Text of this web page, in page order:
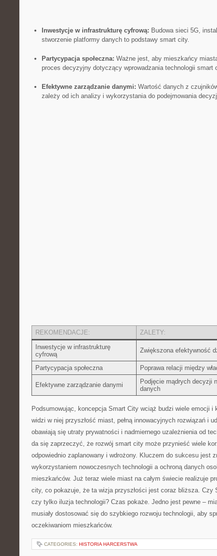
Inwestycje⁣ w infrastrukturę cyfrową: Budowa sieci 5G,
stworzenie platformy danych to podstawy smart city.
Partycypacja społeczna: Ważne jest, aby mieszkańcy
proces decyzyjny dotyczący wprowadzania technologii smart
Efektywne zarządzanie danymi: Wartość danych z
zależy od ich analizy i wykorzystania do podejmowania
REKOMENDACJE:
ZALETY:
Inwestycje w infrastrukturę
cyfrową
Zwiększona efektywność
Partycypacja społeczna Poprawa relacji ⁣między
Efektywne zarządzanie danymi
Podjęcie mądrych decyzji
danych
Podsumowując, koncepcja Smart City⁣ wciąż‍ budzi wiele emocji i
widzi w niej przyszłość miast, pełną innowacyjnych ⁤rozwiązań i
obawiają się ⁤utraty ‍prywatności i nadmiernego uzależnienia od
da się zaprzeczyć, że rozwój smart city może przynieść wiele
odpowiednio zaplanowany i wdrożony. Kluczem do sukcesu jest
wykorzystaniem nowoczesnych technologii a ochroną danych
mieszkańców. Już teraz wiele miast na całym świecie ⁢realizuje
city, co pokazuje, że ta ⁣wizja przyszłości jest coraz bliższa. Czy
czy tylko⁣ iluzja technologii? Czas ‌pokaże. Jedno jest pewne⁣ –
musiały dostosować‍ się do ‌szybkiego rozwoju technologii, aby
oczekiwaniom mieszkańców.
CATEGORIES: HISTORIA HARCERSTWA